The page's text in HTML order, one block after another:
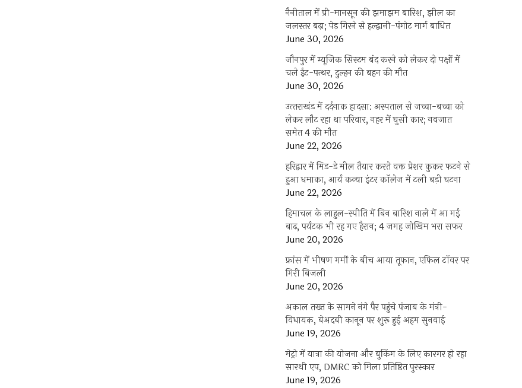
नैनीताल में प्री-मानसून की झमाझम बारिश, झील का
जलस्तर बढ़ा; पेड़ गिरने से हल्द्वानी-पंगोट मार्ग बाधित
June 30, 2026
जौनपुर में म्यूजिक सिस्टम बंद करने को लेकर दो पक्षों में
चले ईंट-पत्थर, दुल्हन की बहन की मौत
June 30, 2026
उत्‍तराखंड में दर्दनाक हादसा: अस्पताल से जच्चा-बच्चा को
लेकर लौट रहा था परिवार, नहर में घुसी कार; नवजात
समेत 4 की मौत
June 22, 2026
हरिद्वार में मिड-डे मील तैयार करते वक्त प्रेशर कुकर फटने से
हुआ धमाका, आर्य कन्या इंटर कॉलेज में टली बड़ी घटना
June 22, 2026
हिमाचल के लाहुल-स्पीति में बिन बारिश नाले में आ गई
बाढ़, पर्यटक भी रह गए हैरान; 4 जगह जोखिम भरा सफर
June 20, 2026
फ्रांस में भीषण गर्मी के बीच आया तूफान, एफिल टॉवर पर
गिरी बिजली
June 20, 2026
अकाल तख्त के सामने नंगे पैर पहुंचे पंजाब के मंत्री-
विधायक, बेअदबी कानून पर शुरू हुई अहम सुनवाई
June 19, 2026
मेट्रो में यात्रा की योजना और बुकिंग के लिए कारगर हो रहा
सारथी एप, DMRC को मिला प्रतिष्ठित पुरस्कार
June 19, 2026